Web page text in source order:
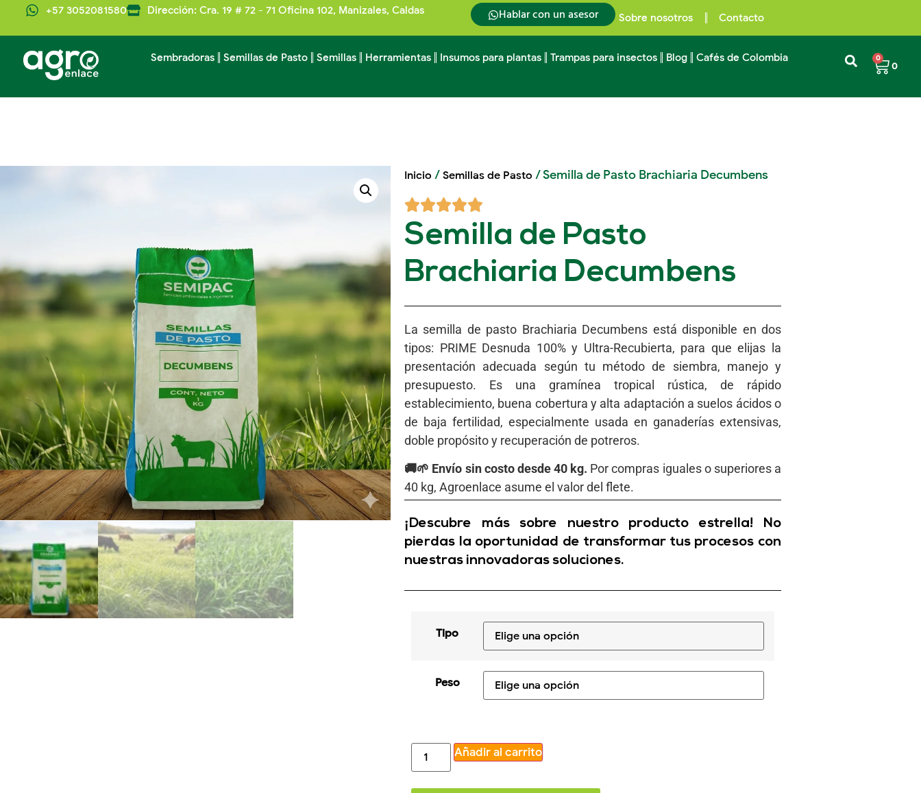
+57 3052081580 Dirección: Cra. 19 # 72 - 71 Oficina 102, Manizales, Caldas Hablar con un asesor Sobre nosotros Contacto
Sembradoras Semillas de Pasto Semillas Herramientas Insumos para plantas Trampas para insectos Blog Cafés de Colombia
0
0
Inicio / Semillas de Pasto / Semilla de Pasto Brachiaria Decumbens
Semilla de Pasto
Brachiaria Decumbens
La semilla de pasto Brachiaria Decumbens está disponible en dos
tipos: PRIME Desnuda 100% y Ultra-Recubierta, para que elijas la
presentación adecuada según tu método de siembra, manejo y
presupuesto. Es una gramínea tropical rústica, de rápido
establecimiento, buena cobertura y alta adaptación a suelos ácidos o
de baja fertilidad, especialmente usada en ganaderías extensivas,
doble propósito y recuperación de potreros.
🚚🌱 Envío sin costo desde 40 kg. Por compras iguales o superiores a
40 kg, Agroenlace asume el valor del flete.
¡Descubre más sobre nuestro producto estrella! No
pierdas la oportunidad de transformar tus procesos con
nuestras innovadoras soluciones.
Tipo
Peso
Añadir al carrito